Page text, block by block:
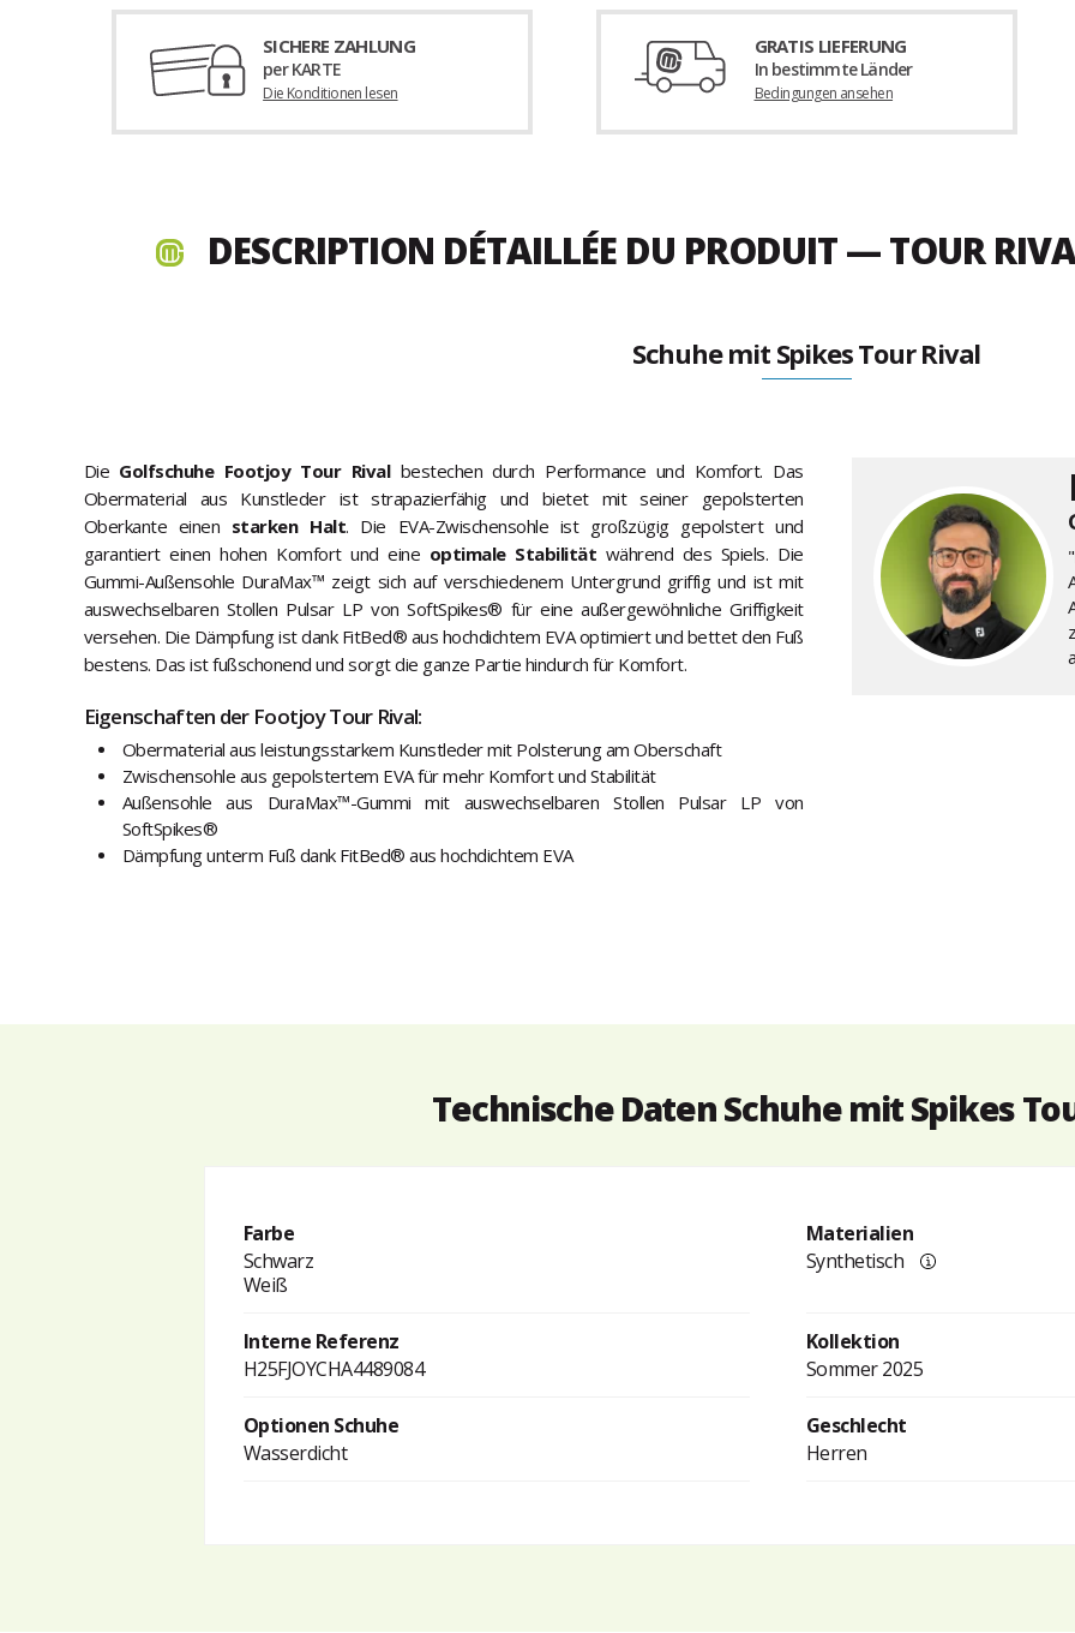
SICHERE ZAHLUNG
per KARTE
Die Konditionen lesen
GRATIS LIEFERUNG
In bestimmte Länder
Bedingungen ansehen
DESCRIPTION DÉTAILLÉE DU PRODUIT — TOUR
Schuhe mit Spikes Tour Rival
Die Golfschuhe Footjoy Tour Rivalbestechen durch Performance und Komfort. Das
Obermaterial aus Kunstleder ist strapazierfähig und bietet mit seiner gepolsterten
Oberkante einen starken Halt. Die EVA-Zwischensohle ist großzügig gepolstert und
garantiert einen hohen Komfort und eine optimale Stabilität während des Spiels. Die
Gummi-Außensohle DuraMax™ zeigt sich auf verschiedenem Untergrund griffig und ist mit
auswechselbaren Stollen Pulsar LP von SoftSpikes® für eine außergewöhnliche Griffigkeit
versehen. Die Dämpfung ist dank FitBed® aus hochdichtem EVA optimiert und bettet den Fuß
bestens. Das ist fußschonend und sorgt die ganze Partie hindurch für Komfort.
Eigenschaften der Footjoy Tour Rival:
Obermaterial aus leistungsstarkem Kunstleder mit Polsterung am Oberschaft
Zwischensohle aus gepolstertem EVA für mehr Komfort und Stabilität
Außensohle aus DuraMax™-Gummi mit auswechselbaren Stollen Pulsar LP von
SoftSpikes®
Dämpfung unterm Fuß dank FitBed® aus hochdichtem EVA
Technische Daten Schuhe mit Spikes
Farbe
Schwarz
Weiß
Materialien
Synthetisch
Interne Referenz
H25FJOYCHA4489084
Kollektion
Sommer 2025
Optionen Schuhe
Wasserdicht
Geschlecht
Herren